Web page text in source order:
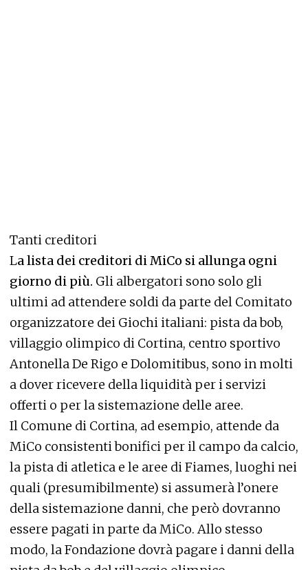
Tanti creditori
La lista dei creditori di MiCo si allunga ogni
giorno di più. Gli albergatori sono solo gli
ultimi ad attendere soldi da parte del Comitato
organizzatore dei Giochi italiani: pista da bob,
villaggio olimpico di Cortina, centro sportivo
Antonella De Rigo e Dolomitibus, sono in molti
a dover ricevere della liquidità per i servizi
offerti o per la sistemazione delle aree.
Il Comune di Cortina, ad esempio, attende da
MiCo consistenti bonifici per il campo da calcio,
la pista di atletica e le aree di Fiames, luoghi nei
quali (presumibilmente) si assumerà l’onere
della sistemazione danni, che però dovranno
essere pagati in parte da MiCo. Allo stesso
modo, la Fondazione dovrà pagare i danni della